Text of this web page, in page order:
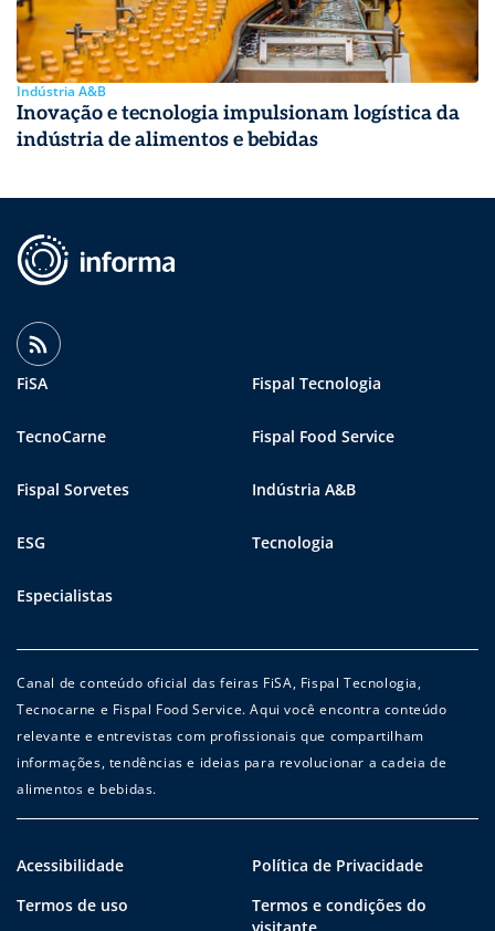
Indústria A&B
Inovação e tecnologia impulsionam logística da
indústria de alimentos e bebidas
FiSA Fispal Tecnologia
TecnoCarne Fispal Food Service
Fispal Sorvetes Indústria A&B
ESG Tecnologia
Especialistas
Canal de conteúdo oficial das feiras FiSA, Fispal Tecnologia,
Tecnocarne e Fispal Food Service. Aqui você encontra conteúdo
relevante e entrevistas com profissionais que compartilham
informações, tendências e ideias para revolucionar a cadeia de
alimentos e bebidas.
Acessibilidade
Política de Privacidade
Termos de uso
Termos e condições do